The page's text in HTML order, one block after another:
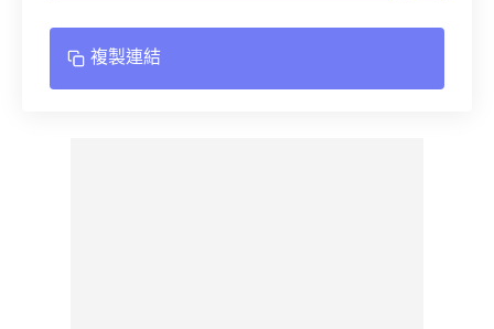
複製連結